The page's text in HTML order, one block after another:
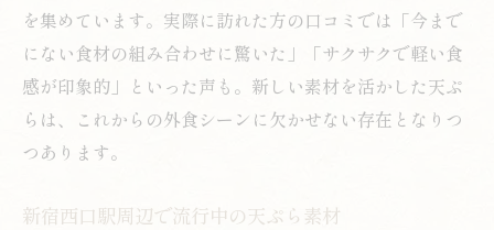
を集めています。実際に訪れた方の口コミでは「今まで
にない食材の組み合わせに驚いた」「サクサクで軽い食
感が印象的」といった声も。新しい素材を活かした天ぷ
らは、これからの外食シーンに欠かせない存在となりつ
つあります。
新宿西口駅周辺で流行中の天ぷら素材